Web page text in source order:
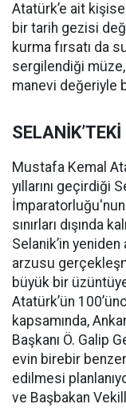
Atatürk’e ait
bir tarih gezisi
kurma fırsatı da
sergilendiği
manevi değeriyle
Mustafa Kemal
yıllarını geçirdiği
İmparatorluğu'nun
sınırları dışında
Selanik’in yeniden
arzusu
büyük bir
Atatürk’ün
kapsamında,
Başkanı Ö. Galip
evin birebir
edilmesi
ve Başbakan